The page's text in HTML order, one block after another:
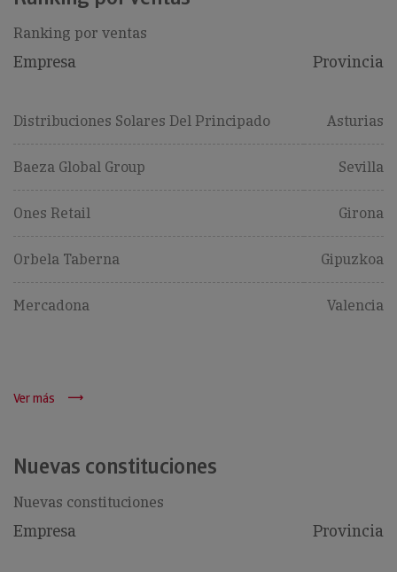
Ranking por ventas
Empresa Provincia
Distribuciones Solares Del Principado Asturias
Baeza Global Group Sevilla
Ones Retail Girona
Orbela Taberna Gipuzkoa
Mercadona Valencia
Ver más
Nuevas constituciones
Nuevas constituciones
Empresa Provincia